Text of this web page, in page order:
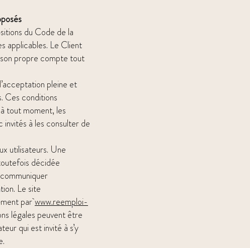
du Code de la
applicables. Le Client
propre compte tout
pleine et
Ces conditions
tout moment, les
invités à les consulter de
utilisateurs. Une
décidée
Le site
parwww.reemploi-
légales peuvent être
qui est invité à s’y